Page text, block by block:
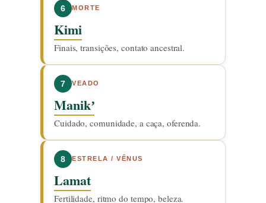
6 MORTE
Kimi
Finais, transições, contato ancestral.
7 VEADO
Manikʼ
Cuidado, comunidade, a caça, oferenda.
8 ESTRELA / VÊNUS
Lamat
Fertilidade, ritmo do tempo, beleza.